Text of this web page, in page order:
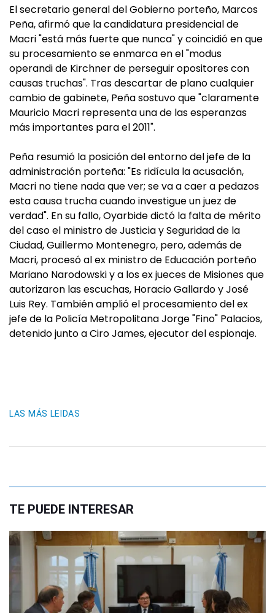
El secretario general del Gobierno porteño, Marcos
Peña, afirmó que la candidatura presidencial de
Macri "está más fuerte que nunca" y coincidió en que
su procesamiento se enmarca en el "modus
operandi de Kirchner de perseguir opositores con
causas truchas". Tras descartar de plano cualquier
cambio de gabinete, Peña sostuvo que "claramente
Mauricio Macri representa una de las esperanzas
más importantes para el 2011".
Peña resumió la posición del entorno del jefe de la
administración porteña: "Es ridícula la acusación,
Macri no tiene nada que ver; se va a caer a pedazos
esta causa trucha cuando investigue un juez de
verdad". En su fallo, Oyarbide dictó la falta de mérito
del caso el ministro de Justicia y Seguridad de la
Ciudad, Guillermo Montenegro, pero, además de
Macri, procesó al ex ministro de Educación porteño
Mariano Narodowski y a los ex jueces de Misiones que
autorizaron las escuchas, Horacio Gallardo y José
Luis Rey. También amplió el procesamiento del ex
jefe de la Policía Metropolitana Jorge "Fino" Palacios,
detenido junto a Ciro James, ejecutor del espionaje.
LAS MÁS LEIDAS
TE PUEDE INTERESAR